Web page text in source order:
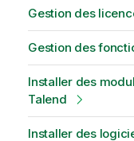
Gestion des
Gestion des
Installer des
Talend
Installer des